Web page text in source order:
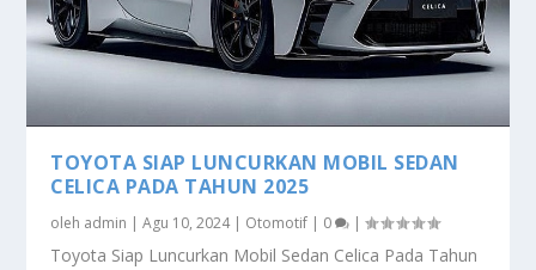
TOYOTA SIAP LUNCURKAN MOBIL SEDAN
CELICA PADA TAHUN 2025
oleh admin |Agu 10, 2024| Otomotif | 0 |
Toyota Siap Luncurkan Mobil Sedan Celica Pada Tahun